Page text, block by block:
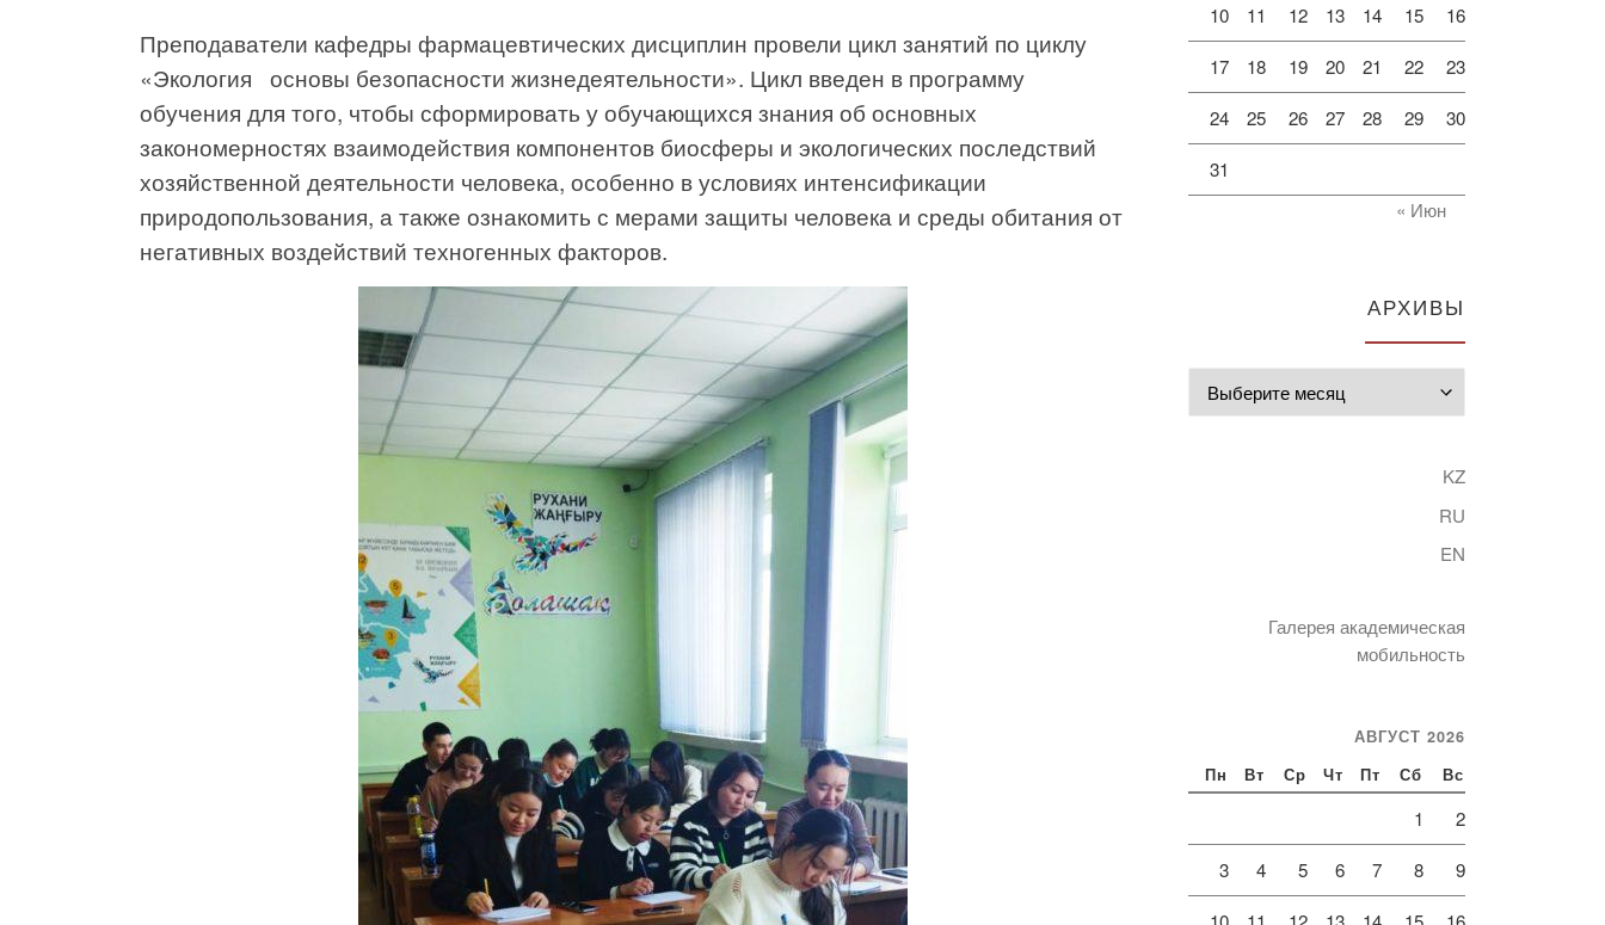
Преподаватели кафедры фармацевтических дисциплин провели цикл занятий по циклу
«Экология основы безопасности жизнедеятельности». Цикл введен в программу
обучения для того, чтобы сформировать у обучающихся знания об основных
закономерностях взаимодействия компонентов биосферы и экологических последствий
хозяйственной деятельности человека, особенно в условиях интенсификации
природопользования, а также ознакомить с мерами защиты человека и среды обитания от
негативных воздействий техногенных факторов.
10 11 12 13 14 15 16
17 18 19 20 21 22 23
24 25 26 27 28 29 30
31
« Июн
АРХИВЫ
KZ
RU
EN
Галерея академическая
мобильность
АВГУСТ 2026
Пн Вт Ср Чт Пт Сб Вс
1 2
3 4 5 6 7 8 9